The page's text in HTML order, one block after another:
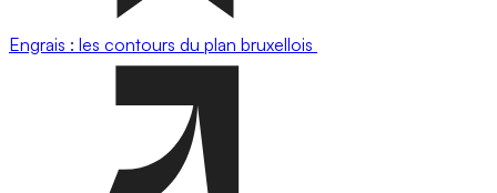
Engrais : les contours du plan bruxellois